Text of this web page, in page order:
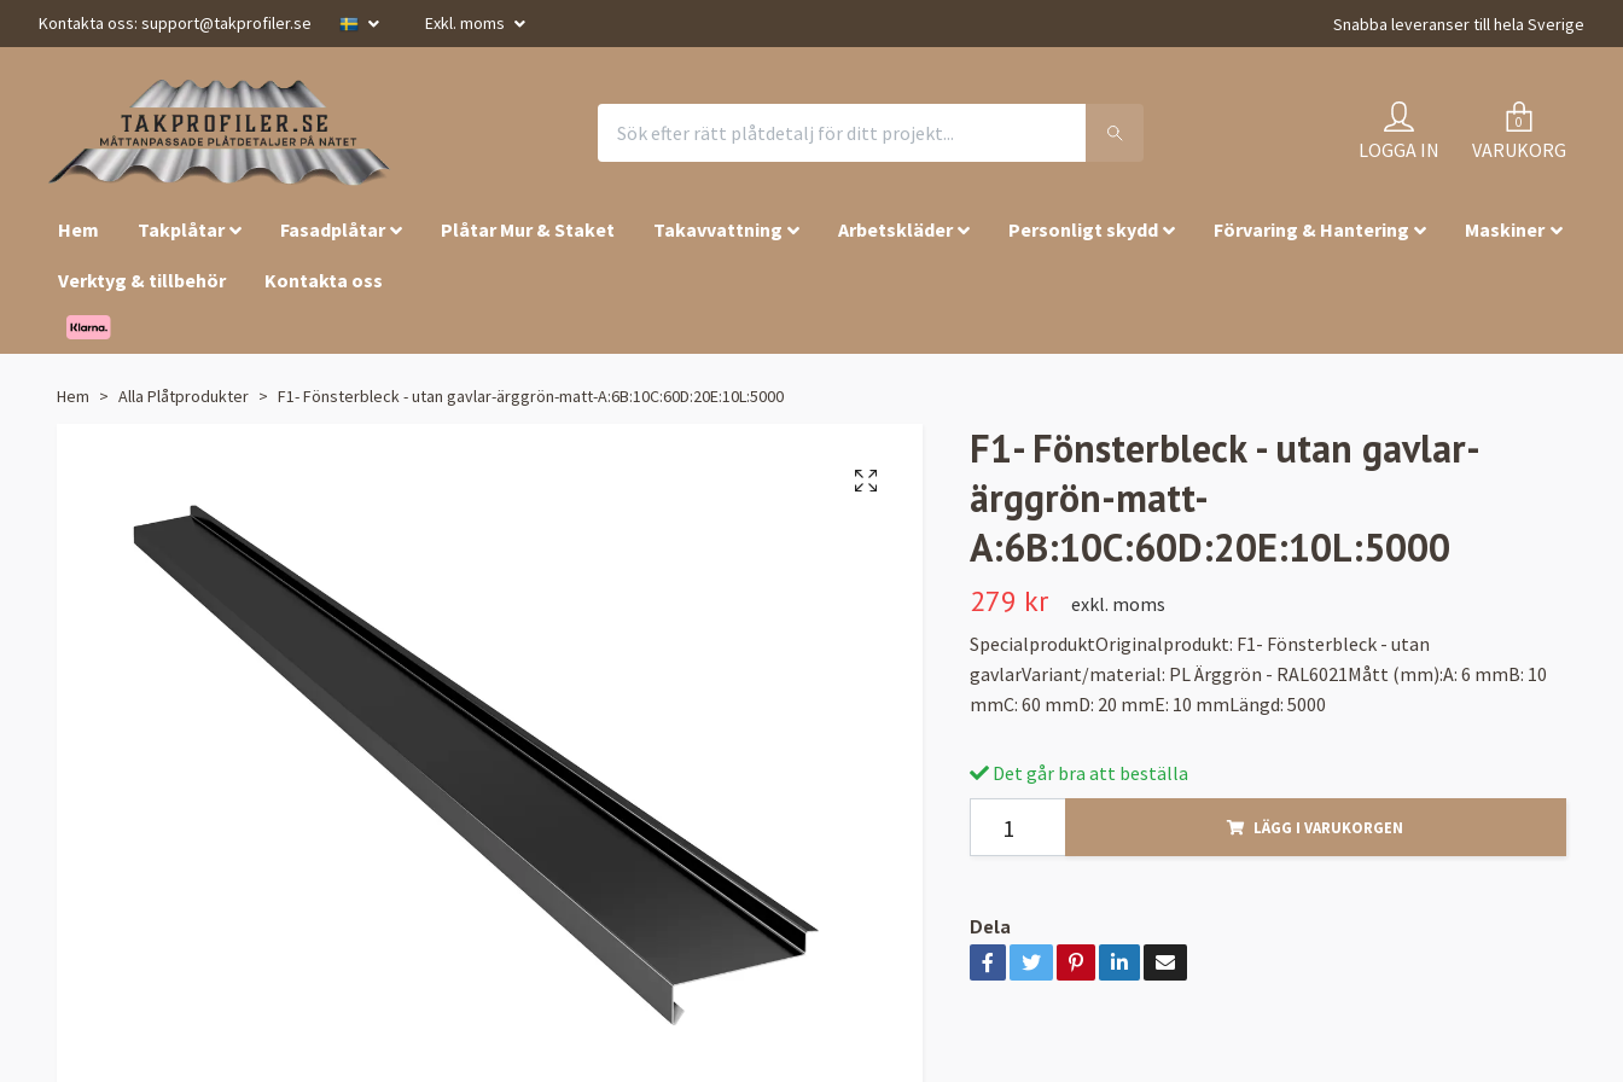
Kontakta oss: support@takprofiler.se Exkl. moms Snabba leveranser till hela Sverige
LOGGA IN
0
VARUKORG
Hem Takplåtar Fasadplåtar Plåtar Mur & Staket Takavvattning Arbetskläder Personligt skydd Förvaring & Hantering Maskiner
Verktyg & tillbehör Kontakta oss
Hem Alla Plåtprodukter F1- Fönsterbleck - utan gavlar-ärggrön-matt-A:6B:10C:60D:20E:10L:5000
F1- Fönsterbleck - utan gavlar-
ärggrön-matt-
A:6B:10C:60D:20E:10L:5000
279 kr
exkl. moms
SpecialproduktOriginalprodukt: F1- Fönsterbleck - utan
gavlarVariant/material: PL Ärggrön - RAL6021Mått (mm):A: 6 mmB: 10
mmC: 60 mmD: 20 mmE: 10 mmLängd: 5000
Det går bra att beställa
LÄGG I VARUKORGEN
Dela